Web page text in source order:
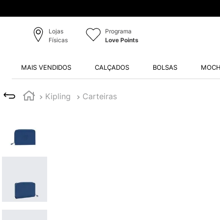
Lojas
Físicas
Programa
Love Points
MAIS VENDIDOS CALÇADOS BOLSAS
Kipling Carteiras